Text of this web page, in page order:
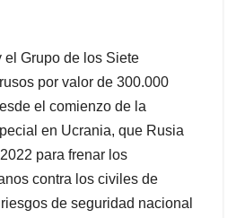
el Grupo de los Siete
por valor de 300.000
el comienzo de la
en Ucrania, que Rusia
para frenar los
contra los civiles de
de seguridad nacional